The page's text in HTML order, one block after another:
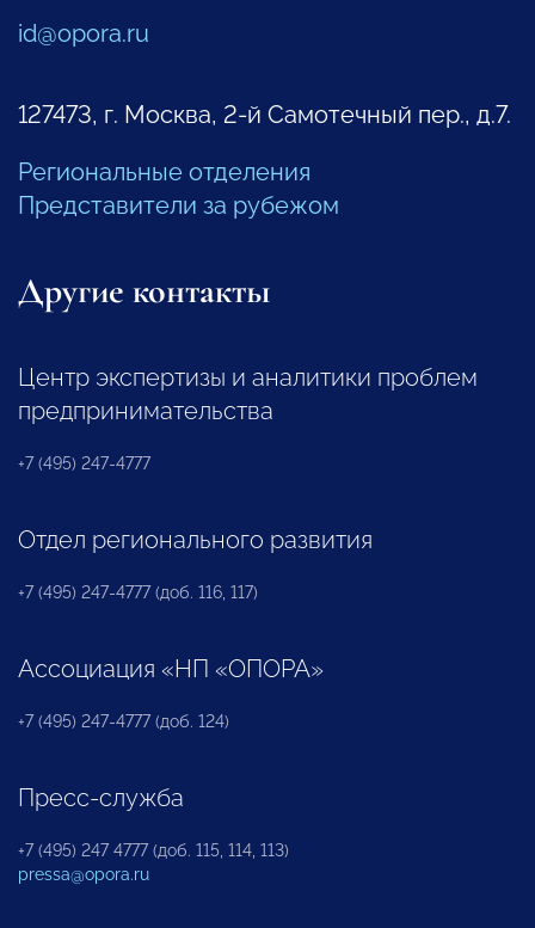
id@opora.ru
127473, г. Москва, 2-й Самотечный пер., д.7.
Региональные отделения
Представители за рубежом
Другие контакты
Центр экспертизы и аналитики проблем
предпринимательства
+7 (495) 247-4777
Отдел регионального развития
+7 (495) 247-4777 (доб. 116, 117)
Ассоциация «НП «ОПОРА»
+7 (495) 247-4777 (доб. 124)
Пресс-служба
+7 (495) 247 4777 (доб. 115, 114, 113)
pressa@opora.ru